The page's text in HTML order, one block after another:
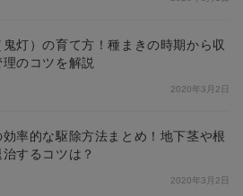
鬼灯）の育て方！種まきの時期から収
のコツを解説
2020年3月2日
効率的な駆除方法まとめ！地下茎や根
するコツは？
2020年3月2日